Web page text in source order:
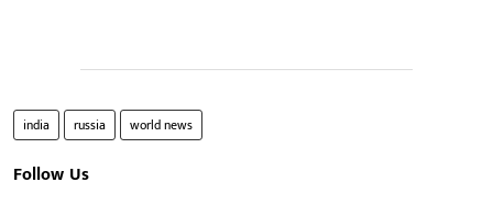
india russia world news
Follow Us